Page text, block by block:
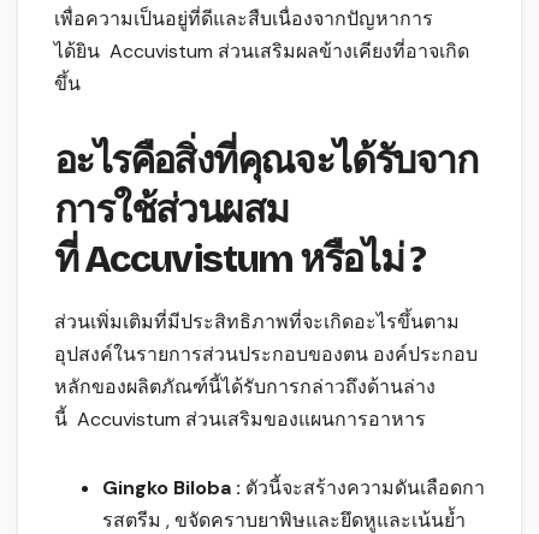
เพื่อความเป็นอยู่ที่ดีและสืบเนื่องจากปัญหาการ
ได้ยิน Accuvistum ส่วนเสริมผลข้างเคียงที่อาจเกิด
ขึ้น
อะไรคือสิ่งที่คุณจะได้รับจาก
การใช้ส่วนผสม
ที่ Accuvistum หรือไม่ ?
ส่วนเพิ่มเติมที่มีประสิทธิภาพที่จะเกิดอะไรขึ้นตาม
อุปสงค์ในรายการส่วนประกอบของตน องค์ประกอบ
หลักของผลิตภัณฑ์นี้ได้รับการกล่าวถึงด้านล่าง
นี้ Accuvistum ส่วนเสริมของแผนการอาหาร
Gingko Biloba : ตัวนี้จะสร้างความดันเลือดกา
รสตรีม , ขจัดคราบยาพิษและยึดหูและเน้นย้ำ